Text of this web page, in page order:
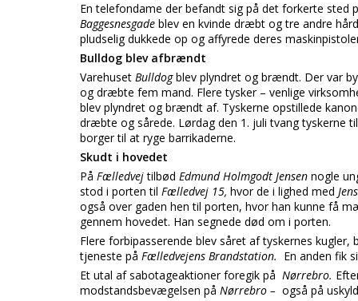
En telefondame der befandt sig på det forkerte sted
Baggesnesgade blev en kvinde dræbt og tre andre
pludselig dukkede op og affyrede deres
Bulldog blev afbrændt
Varehuset Bulldogblev plyndret og brændt. Der var
og dræbte fem mand. Flere tysker – venlige
blev plyndret og brændt af. Tyskerne opstillede
dræbte og sårede. Lørdag den 1. juli tvang tyskerne
borger til at ryge barrikaderne.
Skudt i hovedet
På Fælledvejtilbød Edmund Holmgodt Jensen nogle
stod i porten til Fælledvej 15, hvor de i lighed med
også over gaden hen til porten, hvor han kunne få
gennem hovedet. Han segnede død om i porten.
Flere forbipasserende blev såret af tyskernes
tjeneste på Fælledvejens Brandstation. En anden fik
Et utal af sabotageaktioner foregik på Nørrebro.
modstandsbevægelsen på Nørrebro – også på